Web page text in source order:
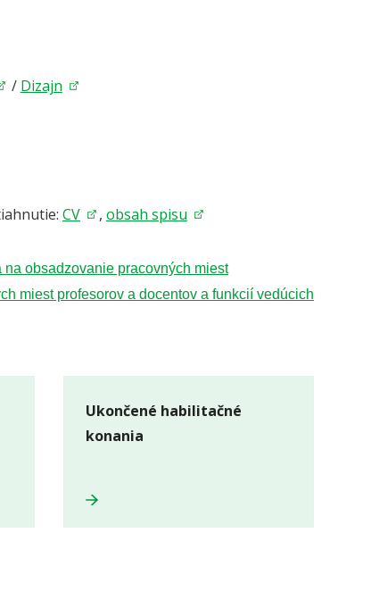
/ Dizajn
CV , obsah spisu
obsadzovanie pracovných miest
miest profesorov a docentov a funkcií vedúcich
Ukončené habilitačné
konania